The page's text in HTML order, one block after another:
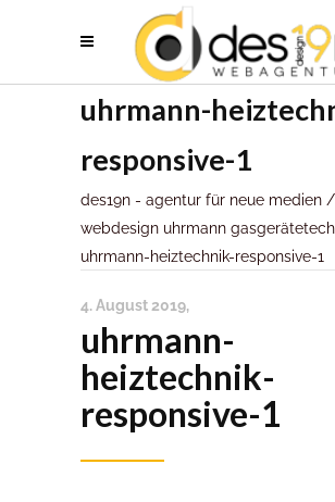
uhrmann-
responsive-1
des19n - agentur für neue medien /
webdesign uhrmann
uhrmann-heiztechnik-responsive-1
4. August 2019
uhrmann-
heiztechnik-
responsive-1